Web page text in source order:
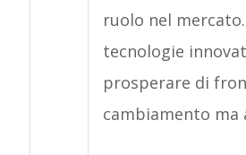
ruolo nel mercato.
tecnologie
prosperare di
cambiamento ma